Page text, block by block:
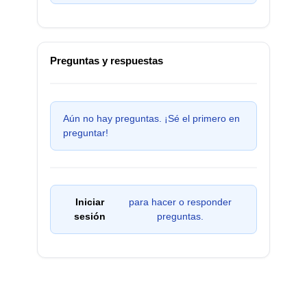
Preguntas y respuestas
Aún no hay preguntas. ¡Sé el primero en
preguntar!
Iniciar
sesión
para hacer o responder
preguntas.